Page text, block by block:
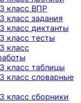
класс ВПР
класс задания
класс диктанты
класс тесты
класс
класс таблицы
класс словарные
класс сборники